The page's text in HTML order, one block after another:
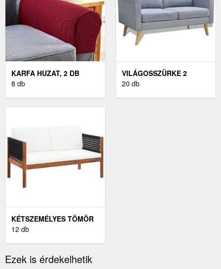
KARFA HUZAT, 2 DB
8 db
VILÁGOSSZÜRKE 2
SZEMÉLYES SZÖVET
20 db
KÉTSZEMÉLYES TÖMÖR
AKÁCFA KERTI KANAPÉ
12 db
Ezek is érdekelhetik